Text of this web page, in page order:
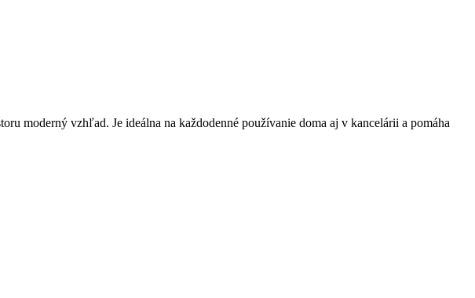
moderný vzhľad. Je ideálna na každodenné používanie doma aj v kancelárii a pomáha